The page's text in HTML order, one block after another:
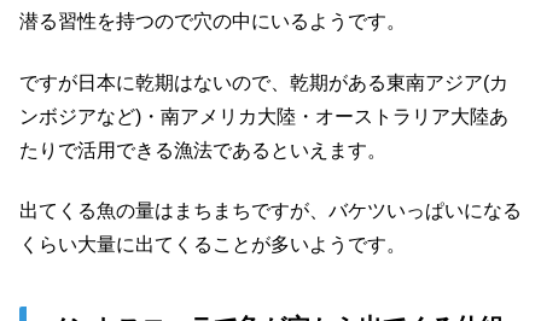
潜る習性を持つので穴の中にいるようです。
ですが日本に乾期はないので、乾期がある東南アジア(カ
ンボジアなど)・南アメリカ大陸・オーストラリア大陸あ
たりで活用できる漁法であるといえます。
出てくる魚の量はまちまちですが、バケツいっぱいになる
くらい大量に出てくることが多いようです。